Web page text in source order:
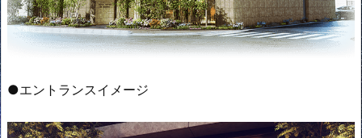
●エントランスイメージ